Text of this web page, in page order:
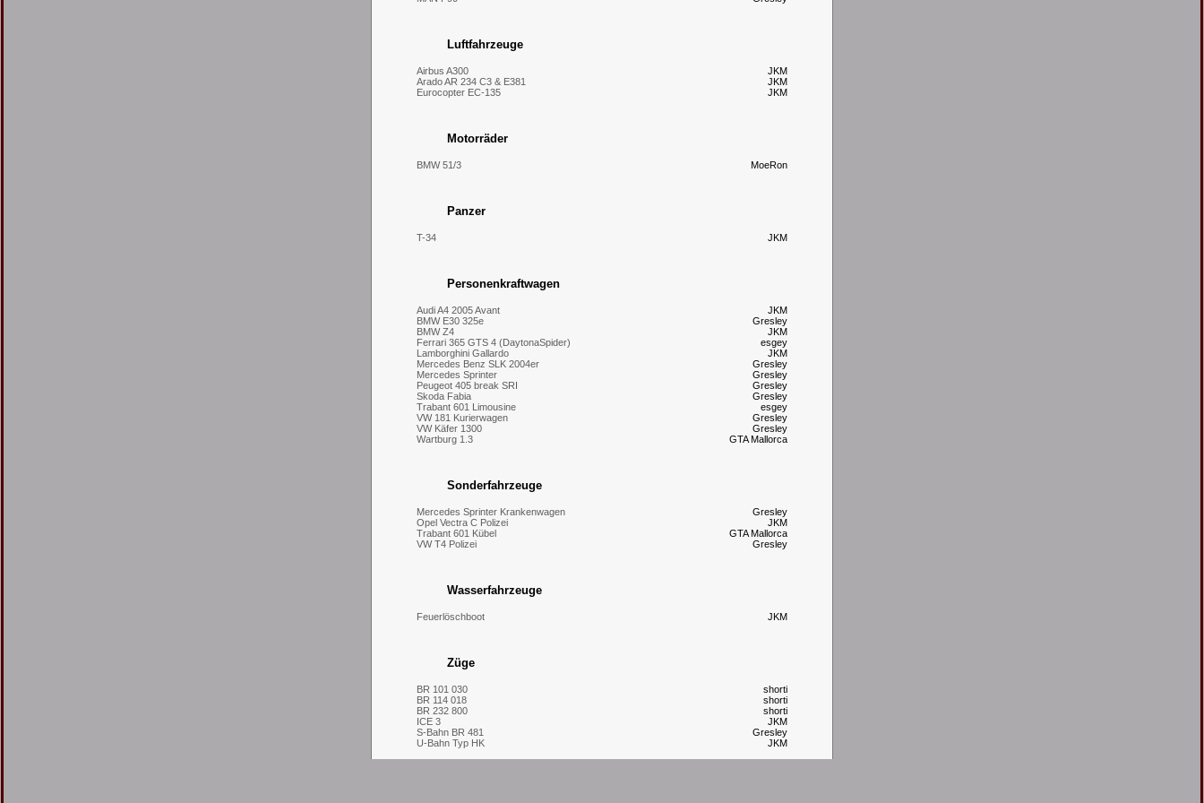
Luftfahrzeuge
JKM
Airbus A300
JKM
Arado AR 234 C3 & E381
JKM
Eurocopter EC-135
Motorräder
MoeRon
BMW 51/3
Panzer
JKM
T-34
Personenkraftwagen
JKM
Audi A4 2005 Avant
Gresley
BMW E30 325e
JKM
BMW Z4
esgey
Ferrari 365 GTS 4 (DaytonaSpider)
JKM
Lamborghini Gallardo
Gresley
Mercedes Benz SLK 2004er
Gresley
Mercedes Sprinter
Gresley
Peugeot 405 break SRI
Gresley
Skoda Fabia
esgey
Trabant 601 Limousine
Gresley
VW 181 Kurierwagen
Gresley
VW Käfer 1300
GTA Mallorca
Wartburg 1.3
Sonderfahrzeuge
Gresley
Mercedes Sprinter Krankenwagen
JKM
Opel Vectra C Polizei
GTA Mallorca
Trabant 601 Kübel
Gresley
VW T4 Polizei
Wasserfahrzeuge
JKM
Feuerlöschboot
Züge
shorti
BR 101 030
shorti
BR 114 018
shorti
BR 232 800
JKM
ICE 3
Gresley
S-Bahn BR 481
JKM
U-Bahn Typ HK